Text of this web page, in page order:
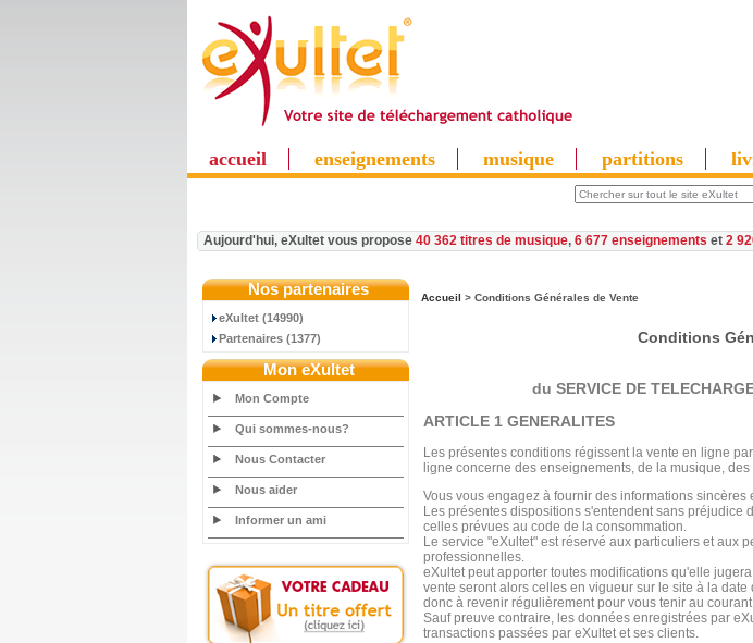
accueil enseignements musique partitions
Aujourd'hui, eXultet vous propose 40 362 titres de musique, 6 677 enseignements et 2
Nos partenaires
eXultet (14990)
Partenaires (1377)
Mon eXultet
Mon Compte
Qui sommes-nous?
Nous Contacter
Nous aider
Informer un ami
Accueil > Conditions Générales de Vente
Conditions
du SERVICE DE
ARTICLE 1 GENERALITES
Les présentes conditions régissent la vente en ligne
ligne concerne des enseignements, de la musique,
Vous vous engagez à fournir des informations sincères
Les présentes dispositions s'entendent sans
celles prévues au code de la consommation.
Le service "eXultet" est réservé aux particuliers et aux
professionnelles.
eXultet peut apporter toutes modifications qu'elle
vente seront alors celles en vigueur sur le site à la
donc à revenir régulièrement pour vous tenir au
Sauf preuve contraire, les données enregistrées par
transactions passées par eXultet et ses clients.